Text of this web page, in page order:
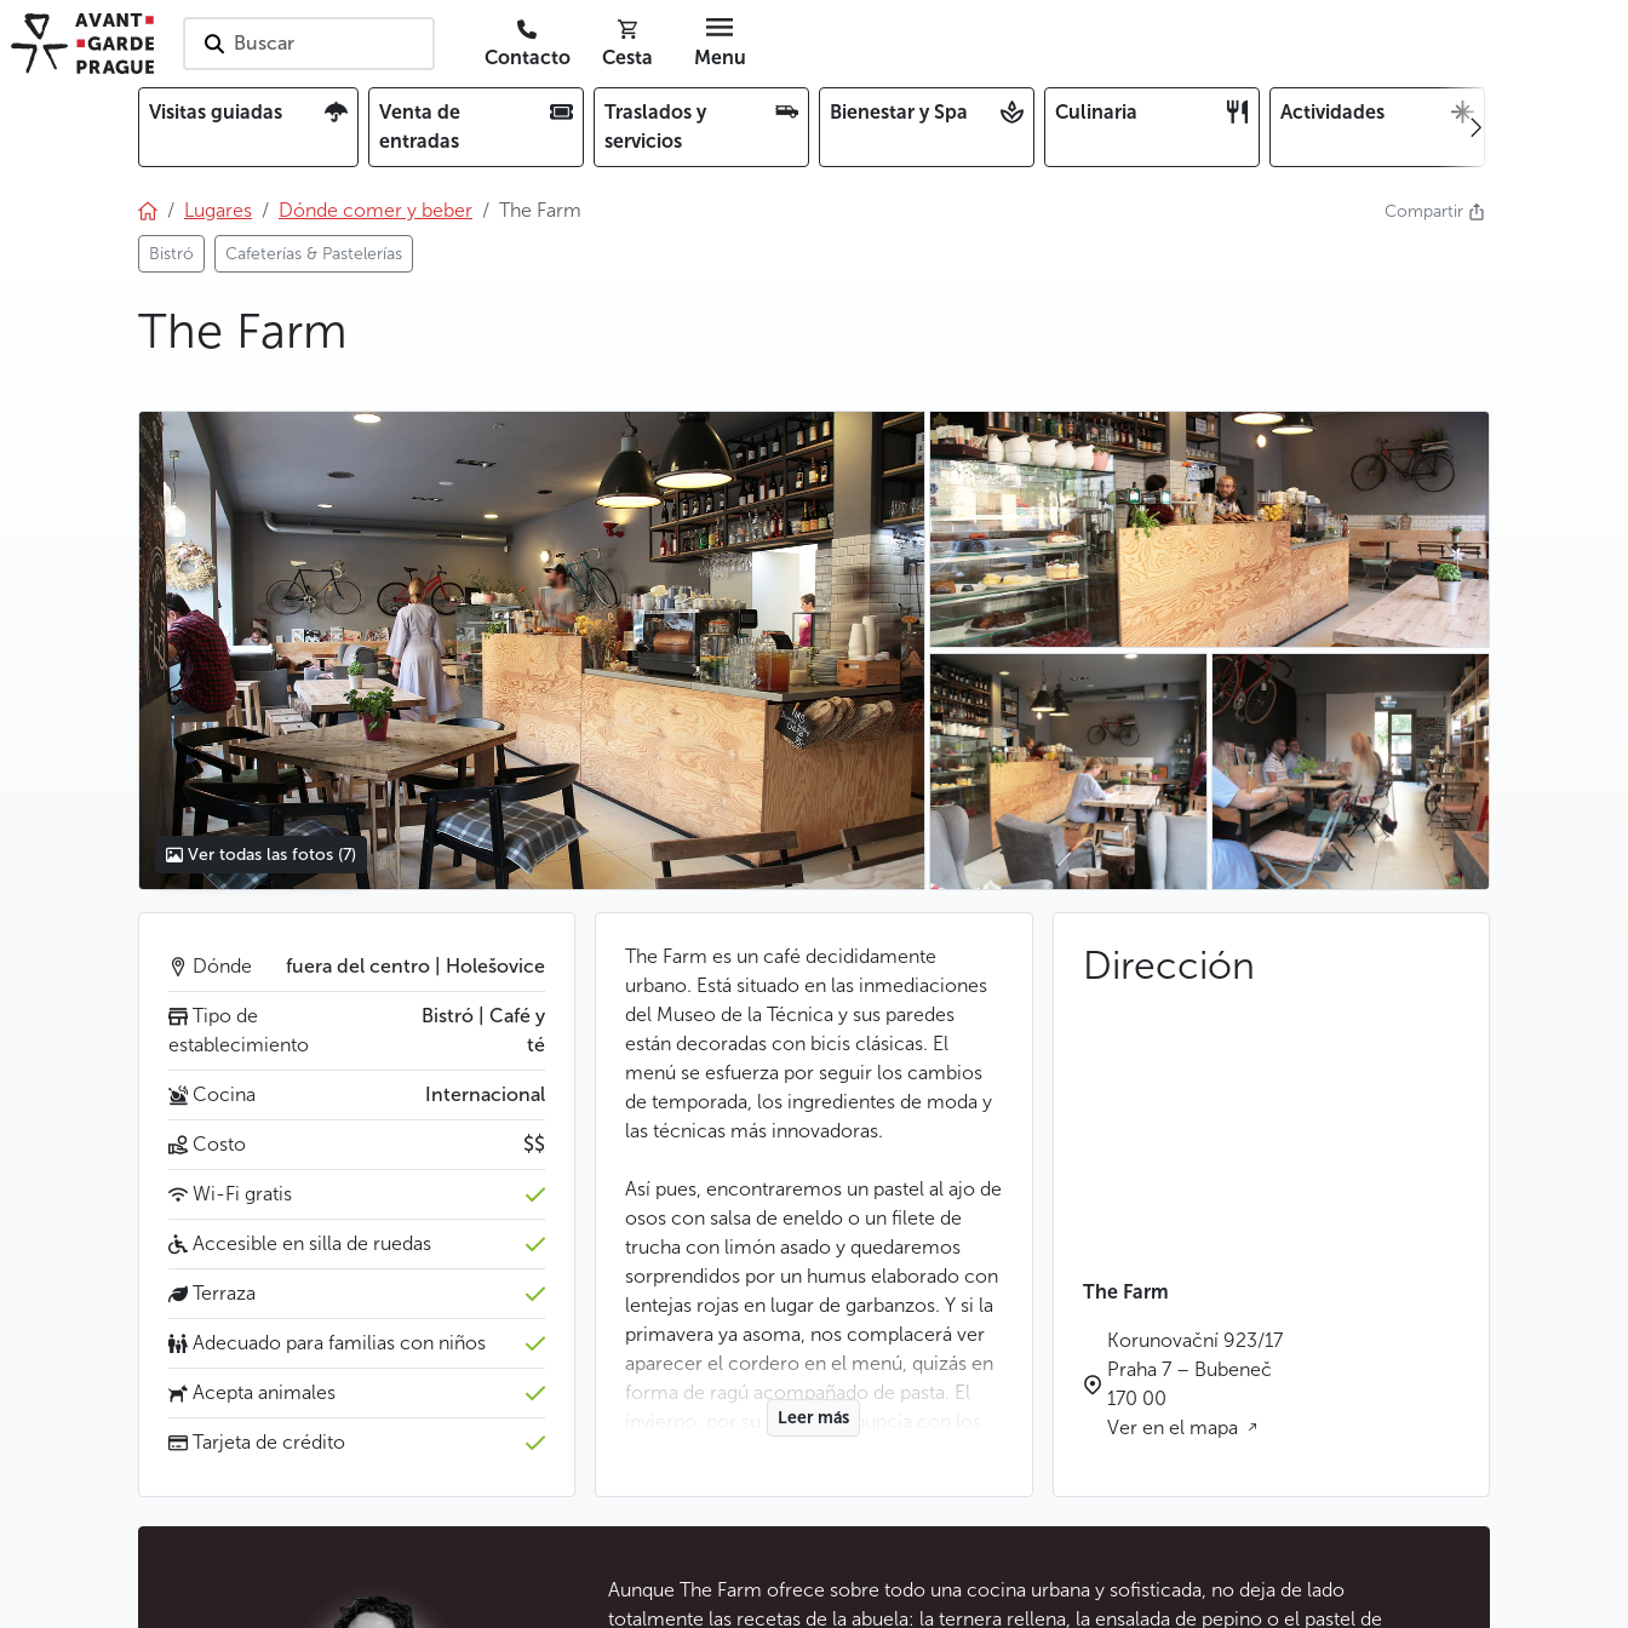
Buscar
Contacto Cesta Menu
Visitas guiadas
Venta de
entradas
Traslados y
servicios
Bienestar y Spa Culinaria Actividades
Lugares Dónde comer y beber The Farm
Bistró Cafeterías & Pastelerías
Compartir
The Farm
photo 5
photo 6
photo 7
Ver todas las fotos (7)
The Farm es un café decididamente
urbano. Está situado en las inmediaciones
del Museo de la Técnica y sus paredes
están decoradas con bicis clásicas. El
menú se esfuerza por seguir los cambios
de temporada, los ingredientes de moda y
las técnicas más innovadoras.
Así pues, encontraremos un pastel al ajo de
osos con salsa de eneldo o un filete de
trucha con limón asado y quedaremos
sorprendidos por un humus elaborado con
lentejas rojas en lugar de garbanzos. Y si la
primavera ya asoma, nos complacerá ver
aparecer el cordero en el menú, quizás en
forma de ragú acompañado de pasta. El
invierno, por su parte, se anuncia con los
abundante brunch. Aquellos que se fijan en
Leer más
Dónde fuera del centro | Holešovice
Tipo de
establecimiento
Bistró | Café y
té
Cocina Internacional
Costo $$
Wi-Fi gratis
Accesible en silla de ruedas
Terraza
Adecuado para familias con niños
Acepta animales
Tarjeta de crédito
Dirección
The Farm
Korunovační 923/17
Praha 7 – Bubeneč
170 00
Ver en el mapa
Aunque The Farm ofrece sobre todo una cocina urbana y sofisticada, no deja de lado
totalmente las recetas de la abuela: la ternera rellena, la ensalada de pepino o el pastel de